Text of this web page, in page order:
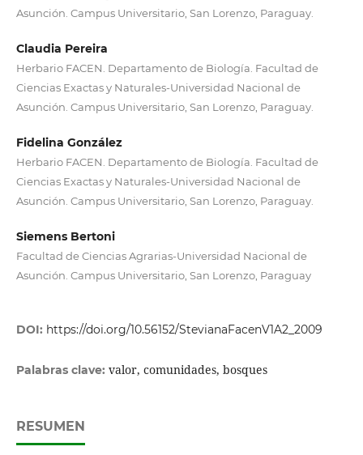
Asunción. Campus Universitario, San Lorenzo, Paraguay.
Claudia Pereira
Herbario FACEN. Departamento de Biología. Facultad de
Ciencias Exactas y Naturales-Universidad Nacional de
Asunción. Campus Universitario, San Lorenzo, Paraguay.
Fidelina González
Herbario FACEN. Departamento de Biología. Facultad de
Ciencias Exactas y Naturales-Universidad Nacional de
Asunción. Campus Universitario, San Lorenzo, Paraguay.
Siemens Bertoni
Facultad de Ciencias Agrarias-Universidad Nacional de
Asunción. Campus Universitario, San Lorenzo, Paraguay
DOI: https://doi.org/10.56152/StevianaFacenV1A2_2009
Palabras clave: valor, comunidades, bosques
RESUMEN